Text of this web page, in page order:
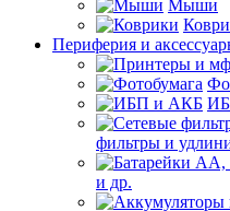
Мыши
Периферия и
фильтры и
и др.